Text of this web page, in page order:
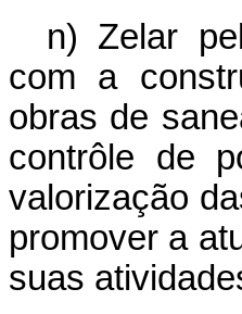
n) Zelar
com a
obras de
contrôle de
valorização
promover a
suas